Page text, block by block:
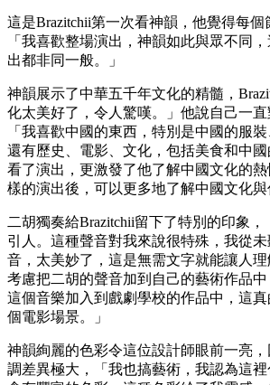
這是Brazitchii第一次看神韻，他覺得每個
「我喜歡整場演出，神韻如此與眾不同
出都非同一般。」
神韻展示了中華五千年文化的精髓，
化太美好了，令人驚嘆。」他說自己一直
「我喜歡中國的東西，特別是中國的服
還有歷史、電影、文化，包括美食和中
看了演出，更激發了他了解中國文化的
樣的演出後，可以更多地了解中國文化與
二胡獨奏給Brazitchii留下了特別的印象
引人。這種聲音對我來說很特殊，我從
音，太美妙了，這是無需文字就能讓人
考慮把二胡的聲音加到自己的藝術作品
這個音樂加入到戲劇學校的作品中，這
個電影場景。」
神韻絢麗的色彩令這位設計師眼前一亮
調差異極大，「我也搞藝術，我認為這